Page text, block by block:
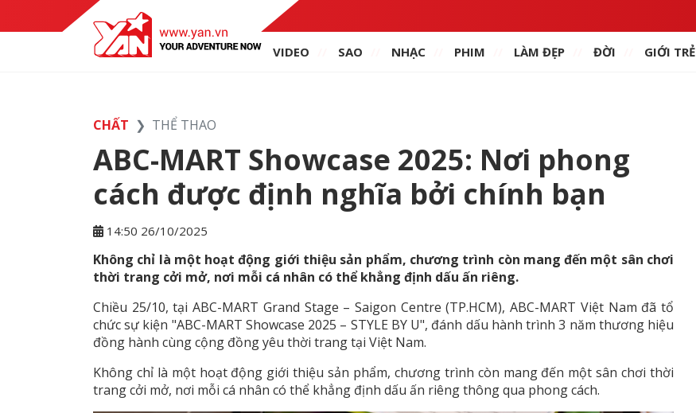
VIDEO SAO NHẠC PHIM LÀM ĐẸP ĐỜI GIỚI TRẺ
CHẤT THỂ THAO
ABC-MART Showcase 2025: Nơi phong
cách được định nghĩa bởi chính bạn
14:50 26/10/2025
Không chỉ là một hoạt động giới thiệu sản phẩm, chương trình còn mang đến một sân chơi
thời trang cởi mở, nơi mỗi cá nhân có thể khẳng định dấu ấn riêng.
Chiều 25/10, tại ABC-MART Grand Stage – Saigon Centre (TP.HCM), ABC-MART Việt Nam đã tổ
chức sự kiện "ABC-MART Showcase 2025 – STYLE BY U", đánh dấu hành trình 3 năm thương hiệu
đồng hành cùng cộng đồng yêu thời trang tại Việt Nam.
Không chỉ là một hoạt động giới thiệu sản phẩm, chương trình còn mang đến một sân chơi thời
trang cởi mở, nơi mỗi cá nhân có thể khẳng định dấu ấn riêng thông qua phong cách.